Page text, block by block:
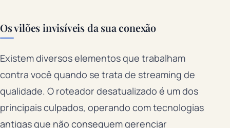
Os vilões invisíveis da sua conexão
Existem diversos elementos que trabalham
contra você quando se trata de streaming de
qualidade. O roteador desatualizado é um dos
principais culpados, operando com tecnologias
antigas que não conseguem gerenciar